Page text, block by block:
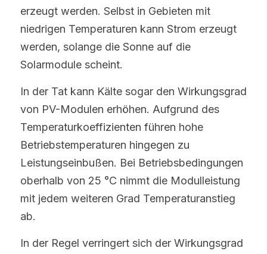
erzeugt werden. Selbst in Gebieten mit
niedrigen Temperaturen kann Strom erzeugt
werden, solange die Sonne auf die
Solarmodule scheint.
In der Tat kann Kälte sogar den Wirkungsgrad
von PV-Modulen erhöhen. Aufgrund des
Temperaturkoeffizienten führen hohe
Betriebstemperaturen hingegen zu
Leistungseinbußen. Bei Betriebsbedingungen
oberhalb von 25 °C nimmt die Modulleistung
mit jedem weiteren Grad Temperaturanstieg
ab.
In der Regel verringert sich der Wirkungsgrad